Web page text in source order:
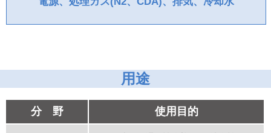
用途
分 野 使用目的